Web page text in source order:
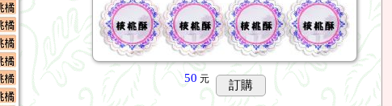
50 元 訂購